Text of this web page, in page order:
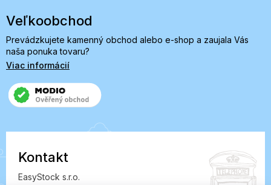
Veľkoobchod
Prevádzkujete kamenný obchod alebo e-shop a zaujala Vás
naša ponuka tovaru?
Viac informácií
Kontakt
EasyStock s.r.o.